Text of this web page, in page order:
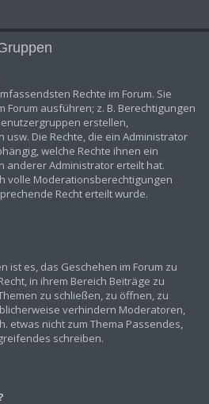
Rechte im Forum. Sie
Forum ausführen; z. B. Berechtigungen
erstellen,
Die Rechte, die ein Administrator
welche Rechte ihnen ein
anderer Administrator erteilt hat.
volle Moderationsberechtigungen
Recht erteilt wurde.
ist es, das Geschehen im Forum zu
in ihrem Bereich Beiträge zu
zu schließen, zu öffnen, zu
verhindern Moderatoren,
etwas nicht zum Thema Passendes,
schreiben.